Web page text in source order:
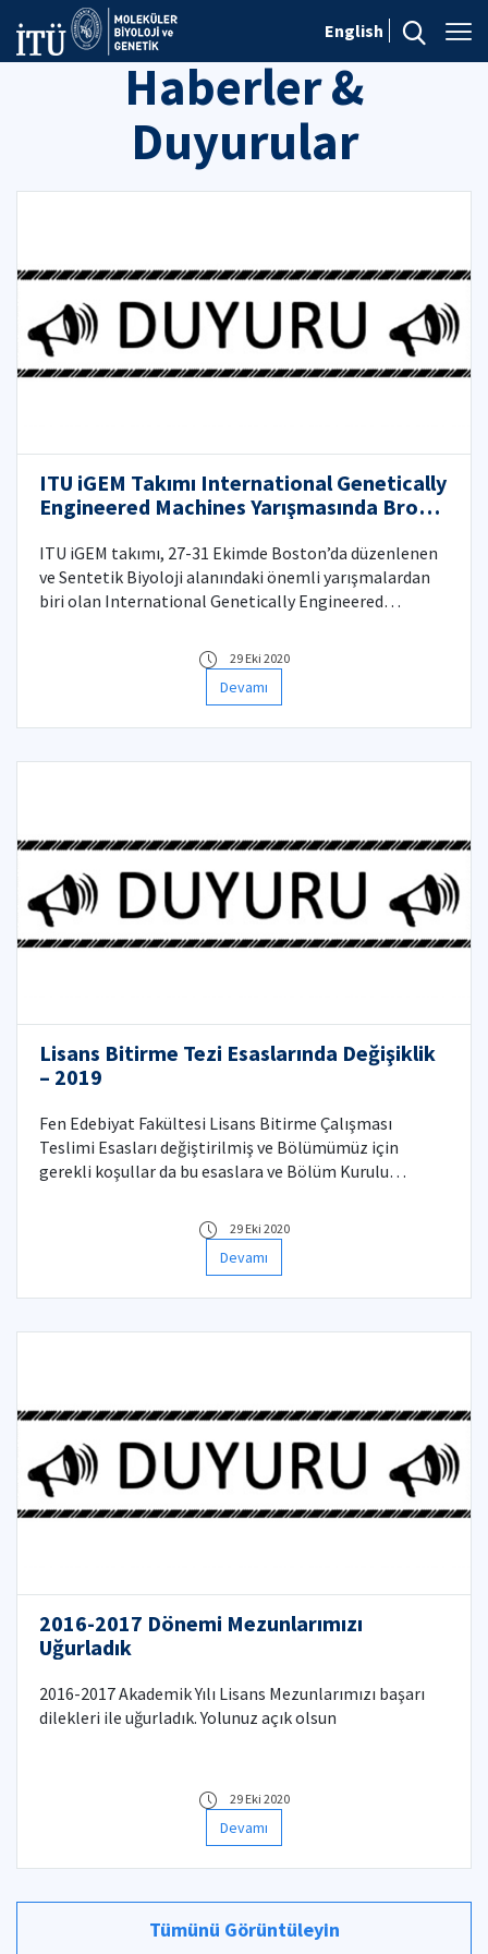
English
Haberler &
Duyurular
ITU iGEM Takımı International Genetically
Engineered Machines Yarışmasında Bronz
ITU iGEM takımı, 27-31 Ekimde Boston’da düzenlenen
ve Sentetik Biyoloji alanındaki önemli yarışmalardan
biri olan International Genetically Engineered
Geliştirilmiş Makine) Yarışmasında Bronz Madalya
29 Eki 2020
Devamı
Lisans Bitirme Tezi Esaslarında Değişiklik
– 2019
Fen Edebiyat Fakültesi Lisans Bitirme Çalışması
Teslimi Esasları değiştirilmiş ve Bölümümüz için
gerekli koşullar da bu esaslara ve Bölüm Kurulu
29 Eki 2020
Devamı
2016-2017 Dönemi Mezunlarımızı
Uğurladık
2016-2017 Akademik Yılı Lisans Mezunlarımızı başarı
dilekleri ile uğurladık. Yolunuz açık olsun
29 Eki 2020
Devamı
Tümünü Görüntüleyin